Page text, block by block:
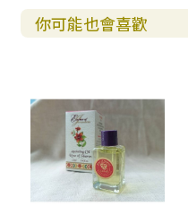
你可能也會喜歡